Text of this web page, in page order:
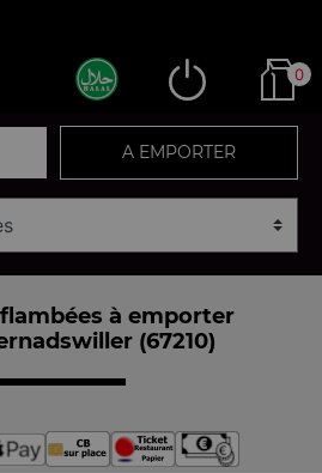
0
A EMPORTER
à emporter
(67210)